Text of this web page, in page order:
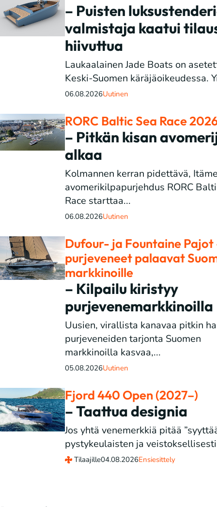
– Puisten
valmistaja kaatui
hiivuttua
Laukaalainen Jade Boats on
Keski-Suomen käräjäoikeudessa.
06.08.2026Uutinen
RORC Baltic Sea Race
– Pitkän kisan
alkaa
Kolmannen kerran pidettävä,
avomerikilpapurjehdus RORC
Race starttaa...
06.08.2026Uutinen
Dufour- ja Fountaine
purjeveneet palaavat
markkinoille
– Kilpailu kiristyy
purjevenemarkkinoilla
Uusien, virallista kanavaa pitkin
purjeveneiden tarjonta Suomen
markkinoilla kasvaa,...
05.08.2026Uutinen
Fjord 440 Open (2027–)
– Taattua designia
Jos yhtä venemerkkiä pitää
pystykeulaisten ja
Tilaajille04.08.2026Ensiesittely